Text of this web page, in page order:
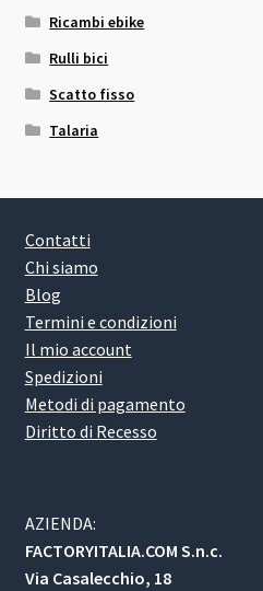
Ricambi ebike
Rulli bici
Scatto fisso
Talaria
Contatti
Chi siamo
Blog
Termini e condizioni
Il mio account
Spedizioni
Metodi di pagamento
Diritto di Recesso
AZIENDA:
FACTORYITALIA.COM S.n.c.
Via Casalecchio, 18